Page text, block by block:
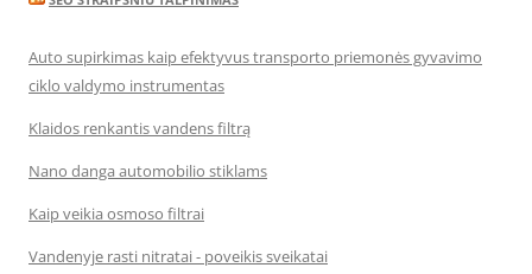
Auto supirkimas kaip efektyvus transporto priemonės gyvavimo
ciklo valdymo instrumentas
Klaidos renkantis vandens filtrą
Nano danga automobilio stiklams
Kaip veikia osmoso filtrai
Vandenyje rasti nitratai - poveikis sveikatai